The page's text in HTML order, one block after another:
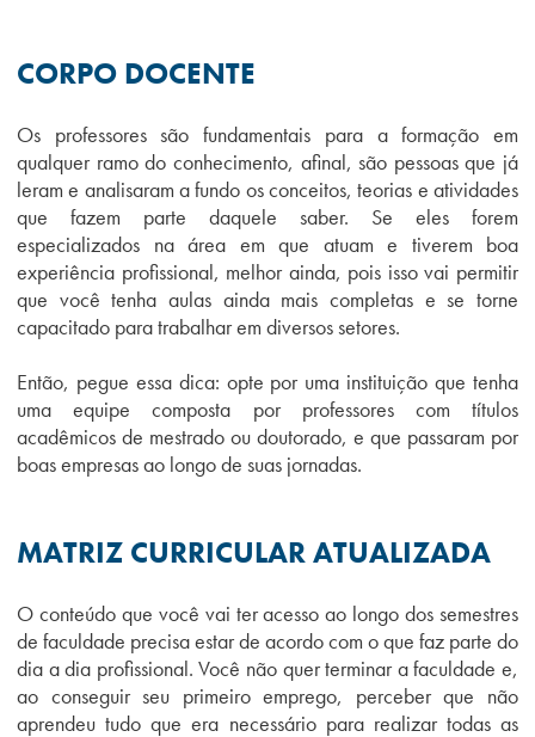
CORPO DOCENTE
Os professores são fundamentais para a formação em
qualquer ramo do conhecimento, afinal, são pessoas que já
leram e analisaram a fundo os conceitos, teorias e atividades
que fazem parte daquele saber. Se eles forem
especializados na área em que atuam e tiverem boa
experiência profissional, melhor ainda, pois isso vai permitir
que você tenha aulas ainda mais completas e se torne
capacitado para trabalhar em diversos setores.
Então, pegue essa dica: opte por uma instituição que tenha
uma equipe composta por professores com títulos
acadêmicos de mestrado ou doutorado, e que passaram por
boas empresas ao longo de suas jornadas.
MATRIZ CURRICULAR ATUALIZADA
O conteúdo que você vai ter acesso ao longo dos semestres
de faculdade precisa estar de acordo com o que faz parte do
dia a dia profissional. Você não quer terminar a faculdade e,
ao conseguir seu primeiro emprego, perceber que não
aprendeu tudo que era necessário para realizar todas as